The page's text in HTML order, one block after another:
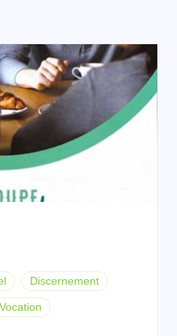
Discernement
Vocation